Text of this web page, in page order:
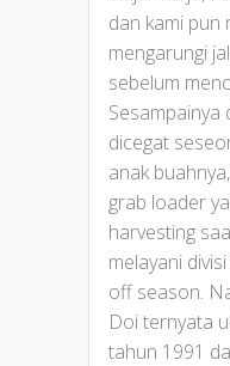
dan kami pun
mengarungi
sebelum
Sesampainya
dicegat
anak
grab loader
harvesting
melayani
off season.
Doi ternyata
tahun 1991